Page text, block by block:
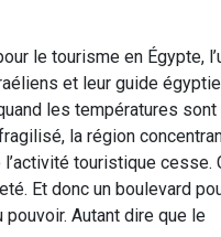
le tourisme en Égypte,
et leur guide
les températures sont
la région
touristique cesse.
Et donc un boulevard
Autant dire que le